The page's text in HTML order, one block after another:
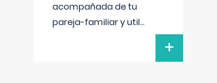
acompañada de tu
pareja-familiar y util...
+